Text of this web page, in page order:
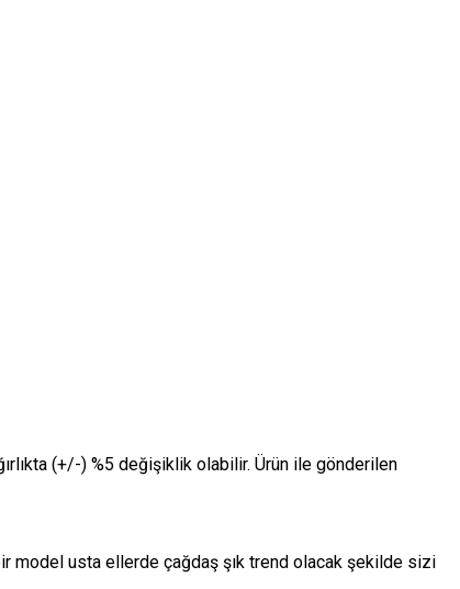
(+/-) %5 değişiklik olabilir. Ürün ile gönderilen
model usta ellerde çağdaş şık trend olacak şekilde sizi